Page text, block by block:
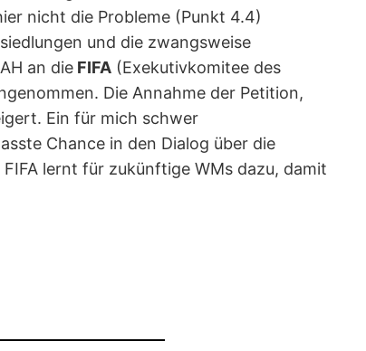
nicht die Probleme (Punkt 4.4)
und die zwangsweise
an die FIFA (Exekutivkomitee des
Die Annahme der Petition,
Ein für mich schwer
Chance in den Dialog über die
lernt für zukünftige WMs dazu, damit